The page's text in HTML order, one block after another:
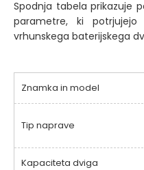
Spodnja tabela prikazuje
parametre, ki potrjujejo
vrhunskega baterijskega
Znamka in model
Tip naprave
Kapaciteta dviga